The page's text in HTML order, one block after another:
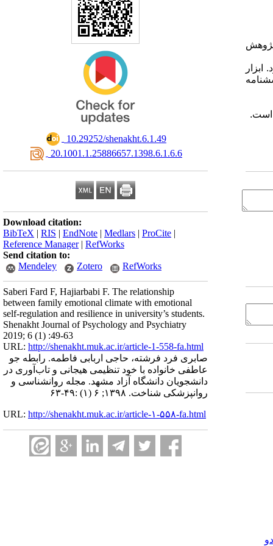
‎ 10.29252/shenakht.6.1.49
‎ 20.1001.1.25886657.1398.6.1.6.6
Download citation:
BibTeX | RIS | EndNote | Medlars | ProCite |
Reference Manager| RefWorks
Send citation to:
Mendeley
Zotero RefWorks
Saberi Fard F, Hajiarbabi F. The relationship
between family emotional climate with emotional
self-regulation and resilience in university’s students.
Shenakht Journal of Psychology and Psychiatry
2019; 6 (1) :49-63
URL: http://shenakht.muk.ac.ir/article-1-558-fa.html
صابری فرد فرشته، حاجی اربابی فاطمه. رابطه جو
عاطفی خانواده با خود تنظیمی هیجانی و تاب‌آوری در
دانشجویان دانشگاه آزاد مشهد. مجله روانشناسی و
روانپزشکی شناخت. ۱۳۹۸; ۶ (۱) :۴۹-۶۳
URL: http://shenakht.muk.ac.ir/article-۱-۵۵۸-fa.html
انجام پذیرفت و شامل ۱۵۰ دانشجو بود. ابزار
تنظیمی هیجانی (هافمن و کاشدان، ۲۰۱۰) و پرسشنامه
است.